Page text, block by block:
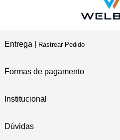
Entrega | Rastrear Pedido
Formas de pagamento
Institucional
Dúvidas